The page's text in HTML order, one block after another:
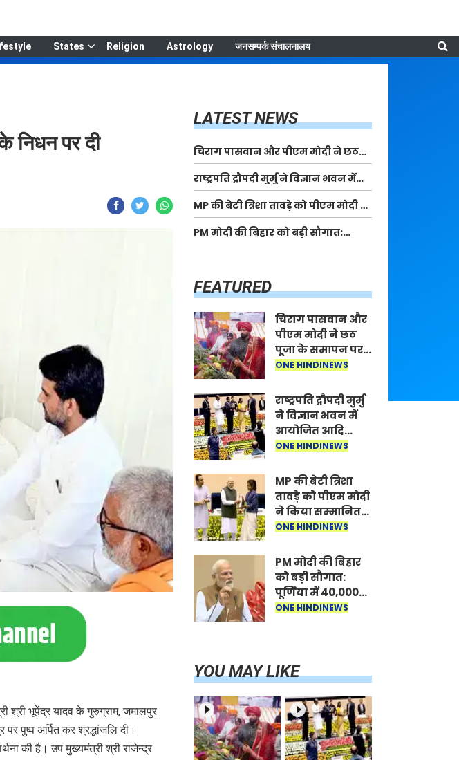
States Religion Astrology जनसम्पर्क संचालनालय
निधन पर दी
श्री भूपेंद्र यादव के गुरुग्राम, जमालपुर
पुष्प अर्पित कर श्रद्धांजलि दी।
की है। उप मुख्यमंत्री श्री राजेन्द्र
LATEST NEWS
चिराग पासवान और पीएम मोदी ने छठ
पूजा के समापन पर देशवासियों को दी
शुभकामनाएं, छठी मैया से देश की समृद्धि
की कामना की
राष्ट्रपति द्रौपदी मुर्मु ने विज्ञान भवन में
आयोजित आदि कर्मयोगी अभियान पर
राष्ट्रीय कॉन्क्लेव में मध्यप्रदेश को
सम्मानित किया
MP की बेटी त्रिशा तावड़े को पीएम मोदी ने
किया सम्मानित, राष्ट्रीय स्तर पर लहराया
कौशल विकास का परचम
PM मोदी की बिहार को बड़ी सौगात:
FEATURED
चिराग पासवान और
पीएम मोदी ने छठ
पूजा के समापन पर
देशवासियों को दी
मैया से देश की
समृद्धि की
कामना की
ONE HINDINEWS
राष्ट्रपति द्रौपदी मुर्मु
ने विज्ञान भवन में
आयोजित आदि
कर्मयोगी अभियान
में मध्यप्रदेश को
सम्मानित किया
ONE HINDINEWS
MP की बेटी त्रिशा
तावड़े को पीएम मोदी
ने किया सम्मानित,
राष्ट्रीय स्तर पर
विकास का परचम
ONE HINDINEWS
PM मोदी की बिहार
को बड़ी सौगात:
पूर्णिया में 40,000
करोड़ की विकास
का नया युग शुरू
ONE HINDINEWS
YOU MAY LIKE